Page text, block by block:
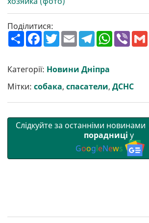
Поділитися:
П
о
р
и
и
F
a
b
o
o
k
T
w
t
e
E
m
l
T
e
g
r
m
W
h
p
p
V
Категорії: Новини Дніпра
Мітки: собака, спасатели, ДСНС
Слідкуйте за останніми новинами
порадниці у
GoogleNews